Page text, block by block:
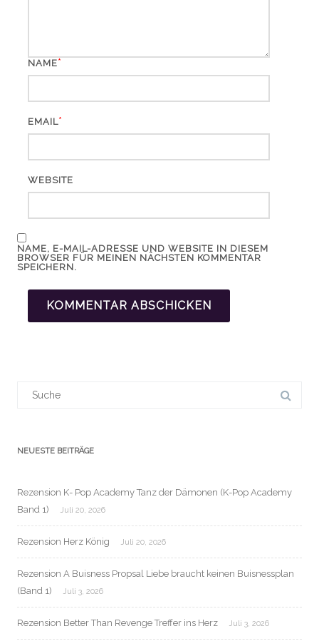
NAME*
EMAIL*
WEBSITE
NAME, E-MAIL-ADRESSE UND WEBSITE IN DIESEM
BROWSER FÜR MEINEN NÄCHSTEN KOMMENTAR
SPEICHERN.
NEUESTE BEITRÄGE
Rezension K- Pop Academy Tanz der Dämonen (K-Pop Academy
Band 1)
Juli 20, 2026
Rezension Herz König Juli 20, 2026
Rezension A Buisness Propsal Liebe braucht keinen Buisnessplan
(Band 1)
Juli 3, 2026
Rezension Better Than Revenge Treffer ins Herz Juli 3, 2026